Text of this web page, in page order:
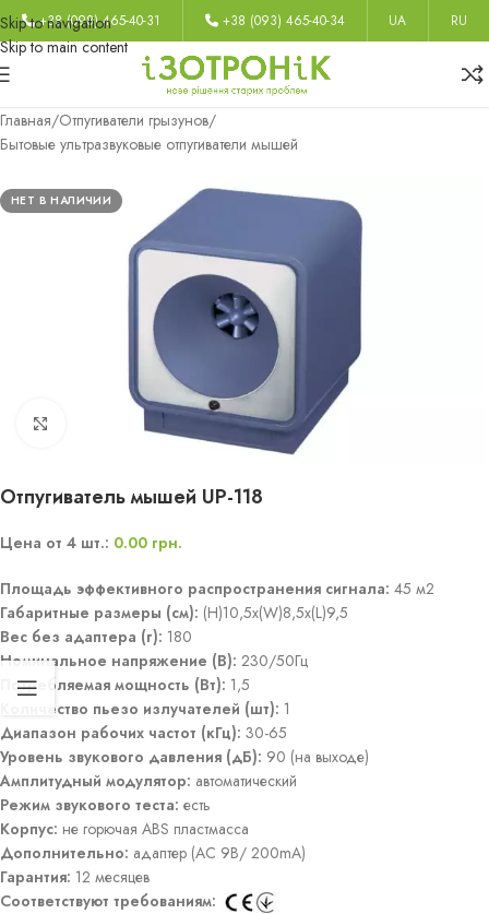
Skip to navigation
Skip to main content
+38 (098) 465-40-31 +38 (093) 465-40-34 UA RU
Главная/Отпугиватели грызунов/
Бытовые ультразвуковые отпугиватели мышей
НЕТ В НАЛИЧИИ
Нажмите, чтобы увеличить
Отпугиватель мышей UP-118
Цена от 4 шт.: 0.00 грн.
Площадь эффективного распространения сигнала: 45 м2
Габаритные размеры (см): (H)10,5x(W)8,5x(L)9,5
Вес без адаптера (г): 180
Номинальное напряжение (В): 230/50Гц
Потребляемая мощность (Вт): 1,5
Количество пьезо излучателей (шт): 1
Диапазон рабочих частот (кГц): 30-65
Уровень звукового давления (дБ): 90 (на выходе)
Амплитудный модулятор: автоматический
Режим звукового теста: есть
Корпус: не горючая ABS пластмасса
Дополнительно: адаптер (AC 9В/ 200mA)
Гарантия: 12 месяцев
Соответствуют требованиям: